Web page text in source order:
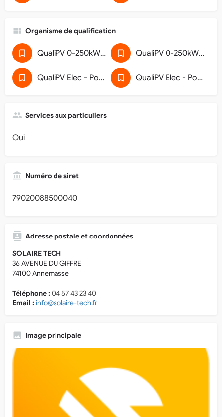
Organisme de qualification
QualiPV 0-250kWc - Pose de générateur photovoltaïque raccordé au réseau QualiPV 0-250kWc - Pose de générateur photovoltaïque raccordé au réseau (33)
QualiPV Elec - Pose de générateur photovoltaïque raccordé au réseau QualiPV Elec - Pose de générateur photovoltaïque raccordé au réseau (32)
Services aux particuliers
Oui
Numéro de siret
79020088500040
Adresse postale et coordonnées
SOLAIRE TECH
36 AVENUE DU GIFFRE
74100 Annemasse
Téléphone :04 57 43 23 40
Email :info@solaire-tech.fr
Image principale